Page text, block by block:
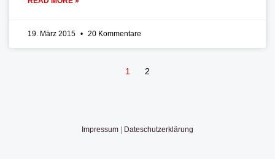
19. März 2015 20 Kommentare
1 2
Impressum Dateschutzerklärung